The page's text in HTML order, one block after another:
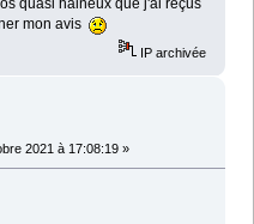
quasi haineux que j'ai reçus
mon avis
IP archivée
2021 à 17:08:19 »